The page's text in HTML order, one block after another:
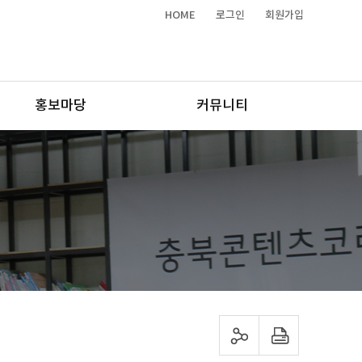
HOME 로그인 회원가입
홍보마당 커뮤니티
sns 공유하기 프린트하기